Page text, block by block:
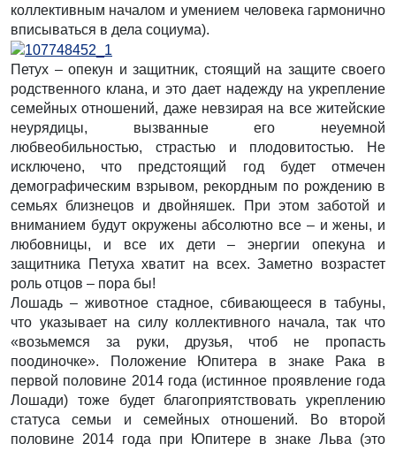
коллективным началом и умением человека гармонично
вписываться в дела социума).
Петух – опекун и защитник, стоящий на защите своего
родственного клана, и это дает надежду на укрепление
семейных отношений, даже невзирая на все житейские
неурядицы, вызванные его неуемной
любвеобильностью, страстью и плодовитостью. Не
исключено, что предстоящий год будет отмечен
демографическим взрывом, рекордным по рождению в
семьях близнецов и двойняшек. При этом заботой и
вниманием будут окружены абсолютно все – и жены, и
любовницы, и все их дети – энергии опекуна и
защитника Петуха хватит на всех. Заметно возрастет
роль отцов – пора бы!
Лошадь – животное стадное, сбивающееся в табуны,
что указывает на силу коллективного начала, так что
«возьмемся за руки, друзья, чтоб не пропасть
поодиночке». Положение Юпитера в знаке Рака в
первой половине 2014 года (истинное проявление года
Лошади) тоже будет благоприятствовать укреплению
статуса семьи и семейных отношений. Во второй
половине 2014 года при Юпитере в знаке Льва (это